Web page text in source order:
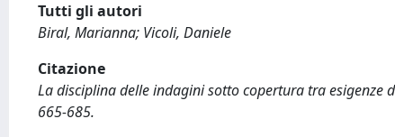
Tutti gli autori
Biral, Marianna; Vicoli, Daniele
Citazione
La disciplina delle indagini sotto copertura tra esigenze
665-685.